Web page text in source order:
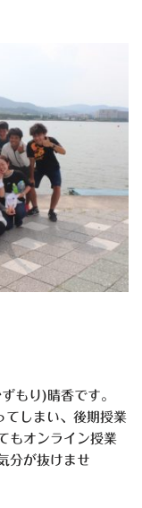
もり)晴香です。
てしまい、後期授業
もオンライン授業
分が抜けませ